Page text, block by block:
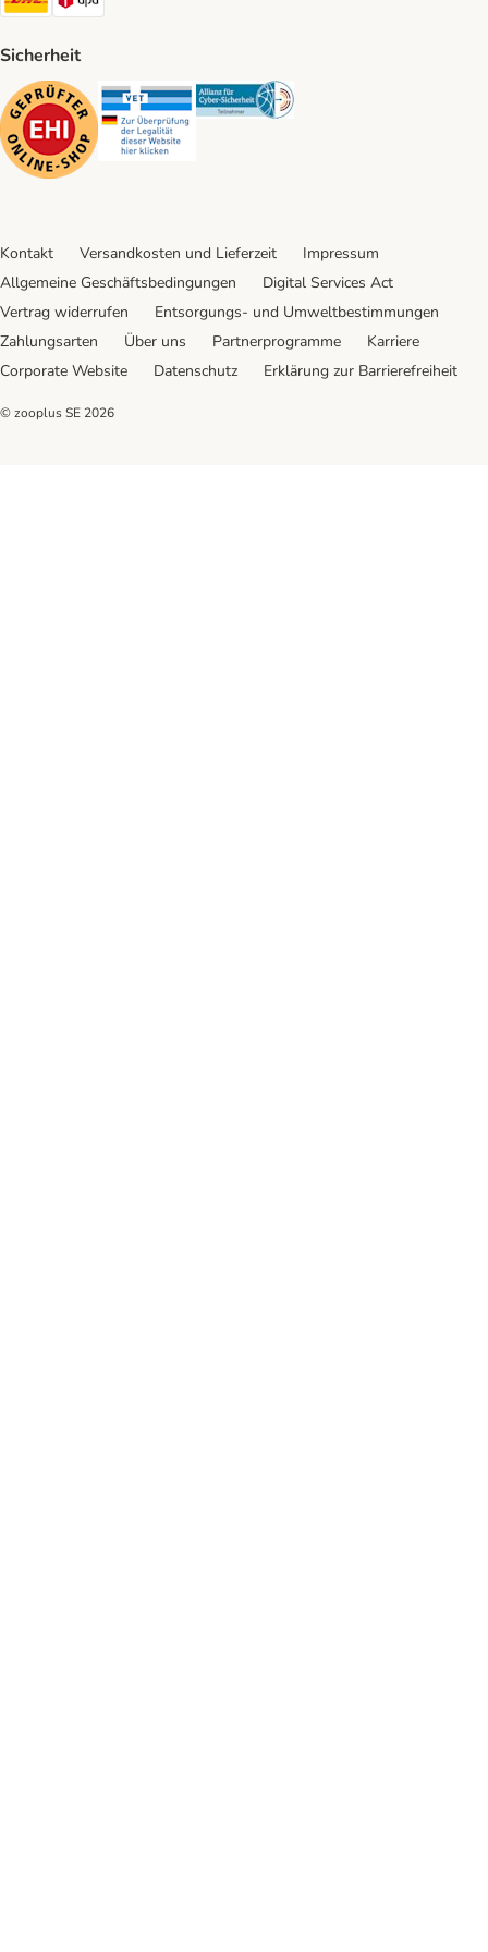
Sicherheit
Security Security Security
Kontakt Versandkosten und Lieferzeit
Impressum
Allgemeine Geschäftsbedingungen
Digital Services Act
Vertrag widerrufen
Entsorgungs- und Umweltbestimmungen
Zahlungsarten
Über uns Partnerprogramme
Karriere
Corporate Website
Datenschutz Erklärung zur Barrierefreiheit
© zooplus SE 2026